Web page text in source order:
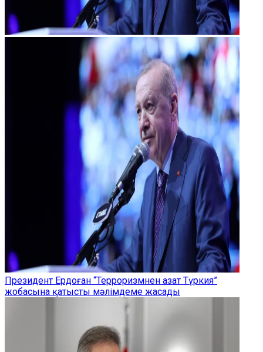
Президент Ердоған “Терроризмнен азат Түркия”
жобасына қатысты мәлімдеме жасады